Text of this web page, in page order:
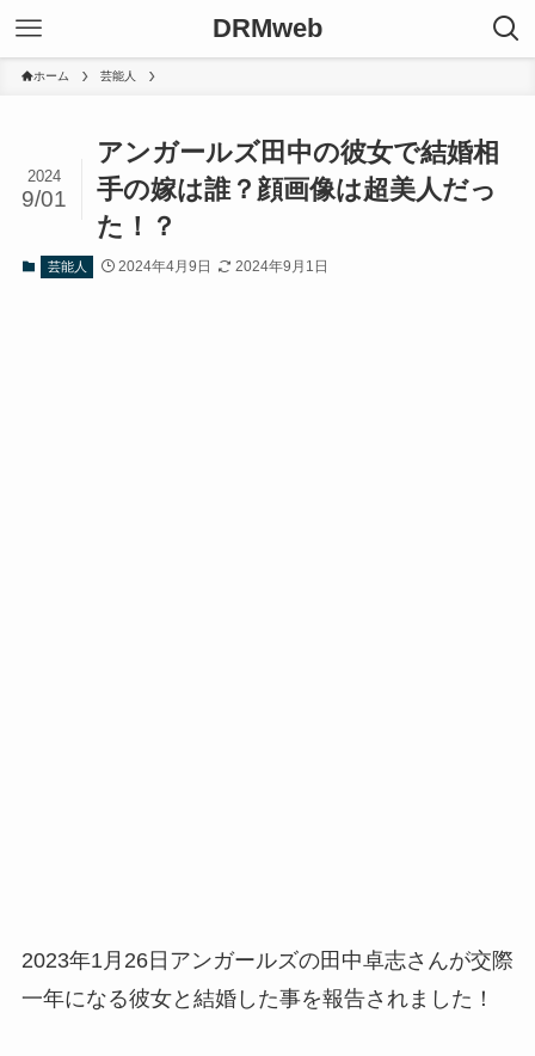
DRMweb
ホーム 芸能人
アンガールズ田中の彼女で結婚相
手の嫁は誰？顔画像は超美人だっ
た！？
2024
9/01
芸能人 2024年4月9日 2024年9月1日
2023年1月26日アンガールズの田中卓志さんが交際
一年になる彼女と結婚した事を報告されました！